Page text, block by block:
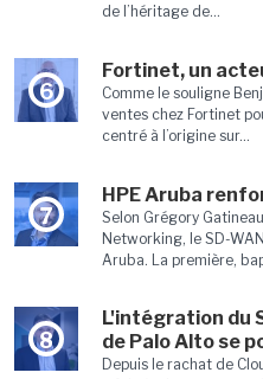
de l’héritage de...
6
Fortinet, un
Comme le souligne
ventes chez Fortinet
centré à l’origine sur...
7
HPE Aruba
Selon Grégory
Networking, le SD-
Aruba. La première,
8
L'intégration du
de Palo Alto se
Depuis le rachat de